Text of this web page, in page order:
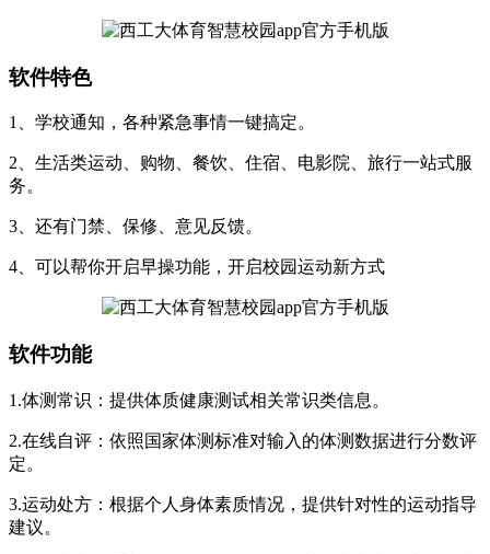
软件特色
1、学校通知，各种紧急事情一键搞定。
2、生活类运动、购物、餐饮、住宿、电影院、旅行一站式服
务。
3、还有门禁、保修、意见反馈。
4、可以帮你开启早操功能，开启校园运动新方式
软件功能
1.体测常识：提供体质健康测试相关常识类信息。
2.在线自评：依照国家体测标准对输入的体测数据进行分数评
定。
3.运动处方：根据个人身体素质情况，提供针对性的运动指导
建议。